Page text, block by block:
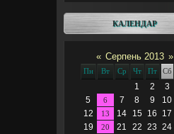
КАЛЕНДАР
« Серпень 2013 »
Пн Вт Ср Чт Пт Сб
1 2 3
5
6 7 8 9 10
12
13 14 15 16 17
19
20 21 22 23 24